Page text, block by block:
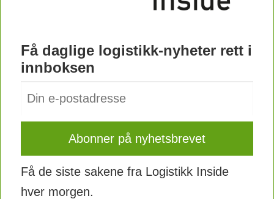
Få daglige logistikk-nyheter rett i
innboksen
Få de siste sakene fra Logistikk Inside
hver morgen.